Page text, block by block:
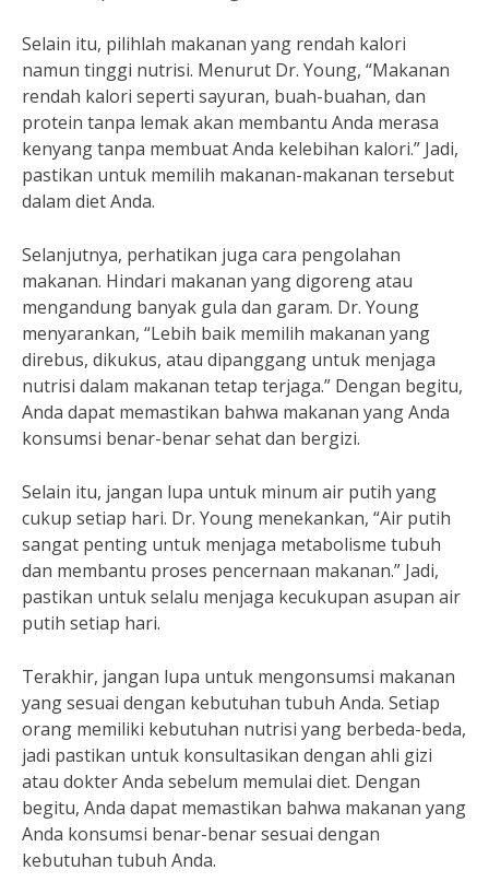
Selain itu, pilihlah makanan yang rendah kalori
namun tinggi nutrisi. Menurut Dr. Young, “Makanan
rendah kalori seperti sayuran, buah-buahan, dan
protein tanpa lemak akan membantu Anda merasa
kenyang tanpa membuat Anda kelebihan kalori.” Jadi,
pastikan untuk memilih makanan-makanan tersebut
dalam diet Anda.
Selanjutnya, perhatikan juga cara pengolahan
makanan. Hindari makanan yang digoreng atau
mengandung banyak gula dan garam. Dr. Young
menyarankan, “Lebih baik memilih makanan yang
direbus, dikukus, atau dipanggang untuk menjaga
nutrisi dalam makanan tetap terjaga.” Dengan begitu,
Anda dapat memastikan bahwa makanan yang Anda
konsumsi benar-benar sehat dan bergizi.
Selain itu, jangan lupa untuk minum air putih yang
cukup setiap hari. Dr. Young menekankan, “Air putih
sangat penting untuk menjaga metabolisme tubuh
dan membantu proses pencernaan makanan.” Jadi,
pastikan untuk selalu menjaga kecukupan asupan air
putih setiap hari.
Terakhir, jangan lupa untuk mengonsumsi makanan
yang sesuai dengan kebutuhan tubuh Anda. Setiap
orang memiliki kebutuhan nutrisi yang berbeda-beda,
jadi pastikan untuk konsultasikan dengan ahli gizi
atau dokter Anda sebelum memulai diet. Dengan
begitu, Anda dapat memastikan bahwa makanan yang
Anda konsumsi benar-benar sesuai dengan
kebutuhan tubuh Anda.